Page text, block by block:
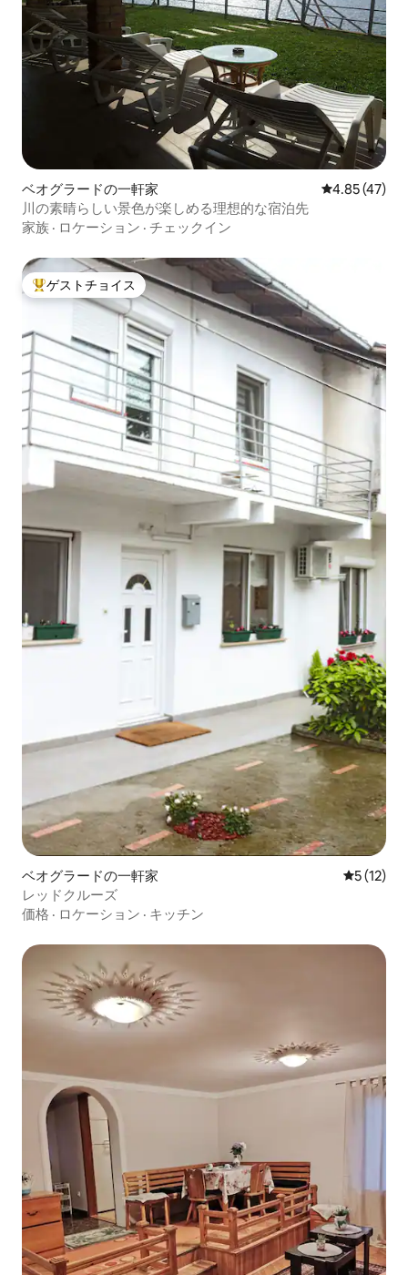
ベオグラードの一軒家 レビュー47
4.85 (47)
川の素晴らしい景色が楽しめる理想的な宿泊先
家族 · ロケーション · チェックイン
大好評のゲストチョイスです。
ゲストチョイス
ベオグラードの一軒家 レビュー
5 (12)
レッドクルーズ
価格 · ロケーション · キッチン